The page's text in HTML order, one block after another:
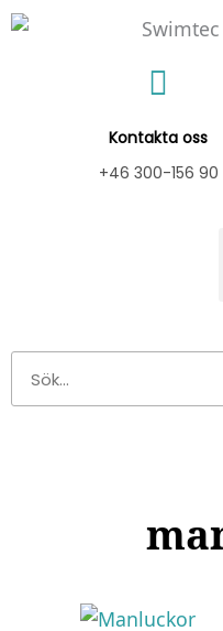
Hoppa
Kontakta oss
+46 300-156 90